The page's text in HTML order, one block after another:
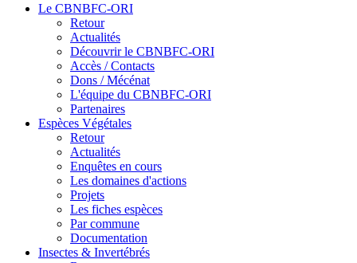
Le CBNBFC-ORI
Retour
Actualités
Découvrir le CBNBFC-ORI
Accès / Contacts
Dons / Mécénat
L'équipe du CBNBFC-ORI
Partenaires
Espèces Végétales
Retour
Actualités
Enquêtes en cours
Les domaines d'actions
Projets
Les fiches espèces
Par commune
Documentation
Insectes & Invertébrés